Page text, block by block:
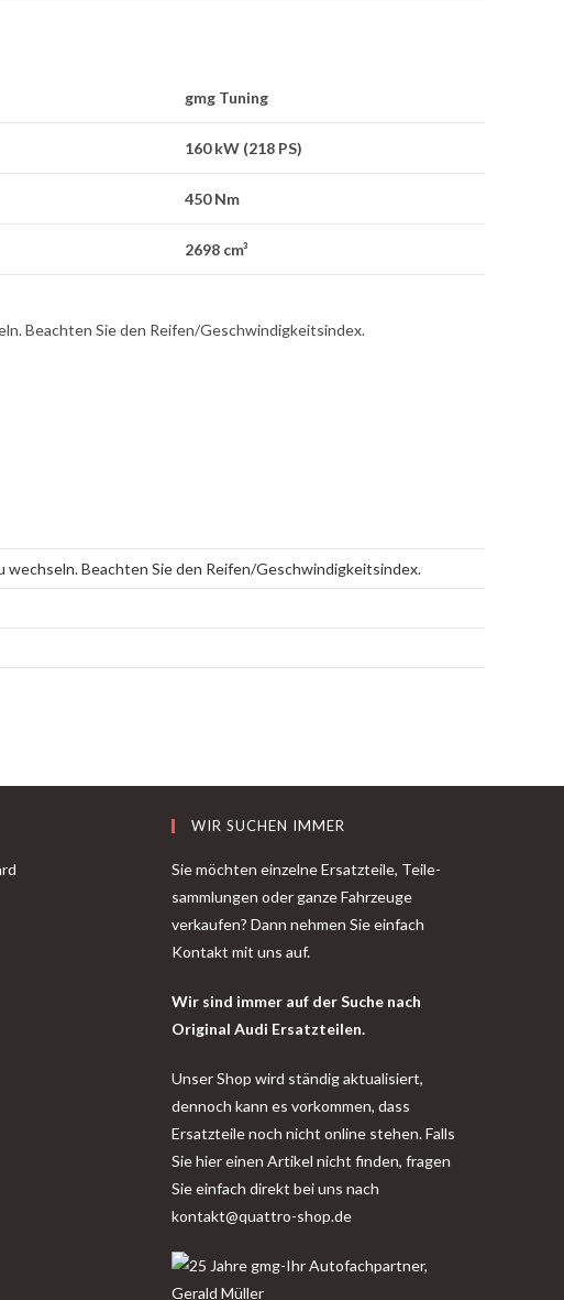
gmg Tuning
160 kW (218 PS)
450 Nm
2698 cm³
Beachten Sie den Reifen/Geschwindigkeitsindex.
Beachten Sie den Reifen/Geschwindigkeitsindex.
WIR SUCHEN IMMER
Sie möchten einzelne Ersatzteile, Teile-
sammlungen oder ganze Fahrzeuge
verkaufen? Dann nehmen Sie einfach
Kontakt mit uns auf.
Wir sind immer auf der Suche nach
Original Audi Ersatzteilen.
Unser Shop wird ständig aktualisiert,
dennoch kann es vorkommen, dass
Ersatzteile noch nicht online stehen. Falls
Sie hier einen Artikel nicht finden, fragen
Sie einfach direkt bei uns nach
kontakt@quattro-shop.de